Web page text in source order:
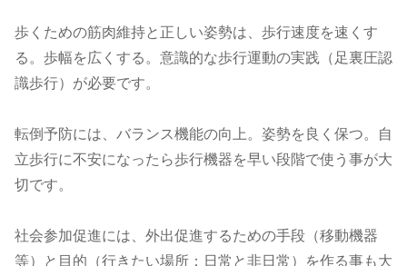
歩くための筋肉維持と正しい姿勢は、歩行速度を速くす
る。歩幅を広くする。意識的な歩行運動の実践（足裏圧認
識歩行）が必要です。
転倒予防には、バランス機能の向上。姿勢を良く保つ。自
立歩行に不安になったら歩行機器を早い段階で使う事が大
切です。
社会参加促進には、外出促進するための手段（移動機器
等）と目的（行きたい場所：日常と非日常）を作る事も大